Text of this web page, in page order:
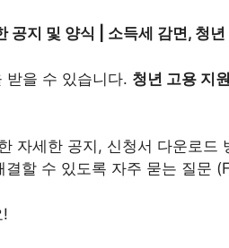
지 및 양식 | 소득세 감면, 청
받을 수 있습니다. 청년 고용 지원
자세한 공지, 신청서 다운로
할 수 있도록 자주 묻는 질문
!